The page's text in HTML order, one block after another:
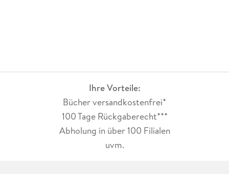
Ihre Vorteile:
Bücher versandkostenfrei*
100 Tage Rückgaberecht***
Abholung in über 100 Filialen
uvm.